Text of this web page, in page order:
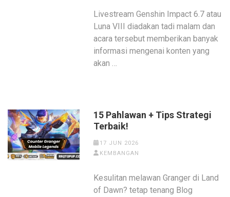
Livestream Genshin Impact 6.7 atau
Luna VIII diadakan tadi malam dan
acara tersebut memberikan banyak
informasi mengenai konten yang
akan …
15 Pahlawan + Tips Strategi
Terbaik!
17 JUN 2026
KEMBANGAN
Kesulitan melawan Granger di Land
of Dawn? tetap tenang Blog